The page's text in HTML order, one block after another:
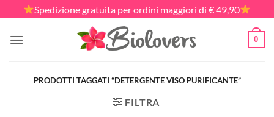
ai
contenuti
Spedizione gratuita per ordini maggiori di € 49,90
0
PRODOTTI TAGGATI “DETERGENTE VISO PURIFICANTE”
FILTRA